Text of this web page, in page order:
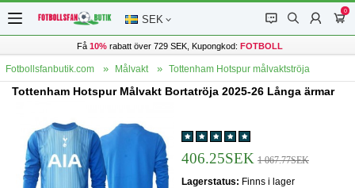
SEK 󰂱 󰂨 󰃳
0
󰃦
Få 10%rabatt över 729 SEK, Kupongkod: FOTBOLL
Fotbollsfanbutik.com Målvakt Tottenham Hotspur målvaktströja
Tottenham Hotspur Målvakt Bortatröja 2025-26 Långa ärmar
406.25SEK 1 067.77SEK
Lagerstatus: Finns i lager